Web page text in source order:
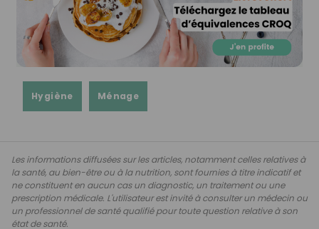
Hygiène Ménage
Les informations diffusées sur les articles, notamment celles relatives à
la santé, au bien-être ou à la nutrition, sont fournies à titre indicatif et
ne constituent en aucun cas un diagnostic, un traitement ou une
prescription médicale. L'utilisateur est invité à consulter un médecin ou
un professionnel de santé qualifié pour toute question relative à son
état de santé.